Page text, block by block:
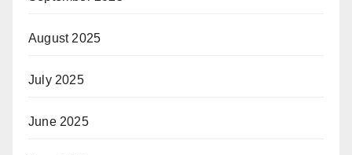
August 2025
July 2025
June 2025